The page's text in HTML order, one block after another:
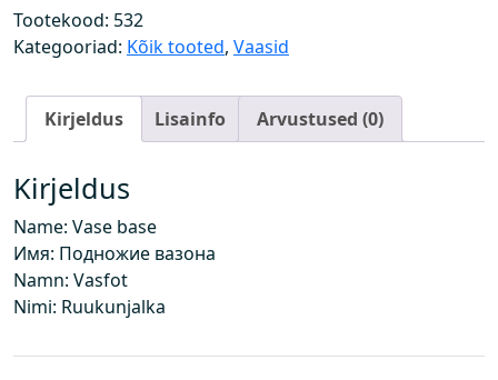
j
a
o
g
u
s
Tootekood: 532
Kategooriad: Kõik tooted, Vaasid
Kirjeldus Lisainfo Arvustused (0)
Kirjeldus
Name: Vase base
Имя: Подножие вазона
Namn: Vasfot
Nimi: Ruukunjalka